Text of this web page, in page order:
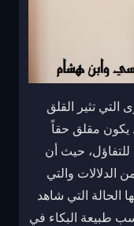
التي تثير القلق
يكون مقلق حقاً
حيث أن
الدلالات والتي
الحالة التي شاهد
طبيعة البكاء في